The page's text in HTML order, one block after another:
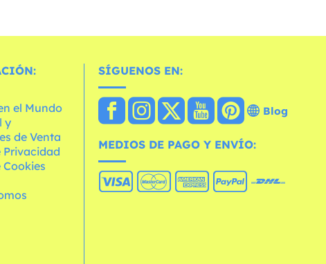
el Mundo
y
de Venta
Privacidad
SÍGUENOS EN:
Blog
MEDIOS DE PAGO Y ENVÍO: